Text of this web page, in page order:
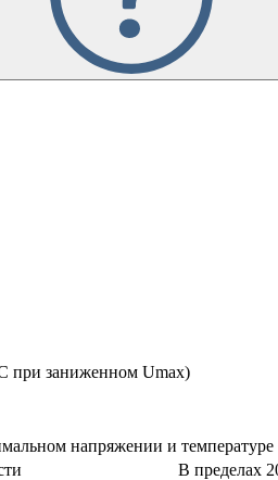
при заниженном Umax)
напряжении и температуре
В пределах